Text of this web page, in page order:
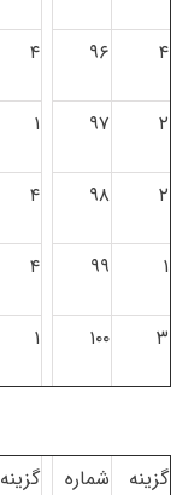
۴ ۹۶ ۴
۲ ۹۷ ۱
۲ ۹۸ ۴
۱ ۹۹ ۴
۳ ۱۰۰ ۱
گزینه شماره گزینه